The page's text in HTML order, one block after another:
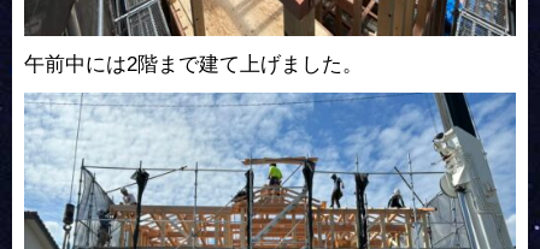
午前中には2階まで建て上げました。